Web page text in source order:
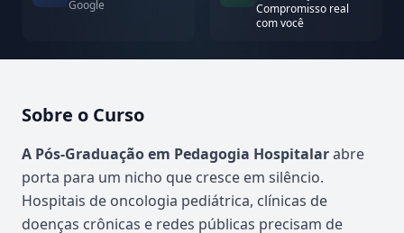
Google
Compromisso real
com você
Sobre o Curso
Atualizado em abril de 2026
A Pós-Graduação em Pedagogia Hospitalarabre
porta para um nicho que cresce em silêncio.
Hospitais de oncologia pediátrica, clínicas de
doenças crônicas e redes públicas precisam de